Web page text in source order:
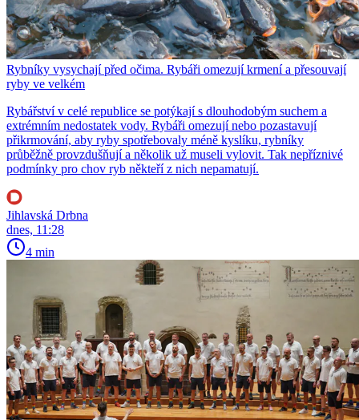
Rybníky vysychají před očima. Rybáři omezují krmení a přesouvají
ryby ve velkém
Rybářství v celé republice se potýkají s dlouhodobým suchem a
extrémním nedostatek vody. Rybáři omezují nebo pozastavují
přikrmování, aby ryby spotřebovaly méně kyslíku, rybníky
průběžně provzdušňují a několik už museli vylovit. Tak nepříznivé
podmínky pro chov ryb někteří z nich nepamatují.
Jihlavská Drbna
dnes, 11:28
4 min